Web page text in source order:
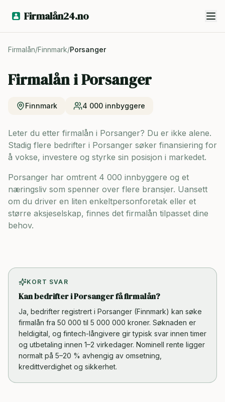
Firmalån24.no
Firmalån/Finnmark/Porsanger
Firmalån iPorsanger
Finnmark 4 000 innbyggere
Leter du etter firmalån i Porsanger? Du er ikke alene.
Stadig flere bedrifter i Porsanger søker finansiering for
å vokse, investere og styrke sin posisjon i markedet.
Porsanger har omtrent 4 000 innbyggere og et
næringsliv som spenner over flere bransjer. Uansett
om du driver en liten enkeltpersonforetak eller et
større aksjeselskap, finnes det firmalån tilpasset dine
behov.
KORT SVAR
Kan bedrifter i Porsanger få firmalån?
Ja, bedrifter registrert i Porsanger (Finnmark) kan søke
firmalån fra 50 000 til 5 000 000 kroner. Søknaden er
heldigital, og fintech-långivere gir typisk svar innen timer
og utbetaling innen 1–2 virkedager. Nominell rente ligger
normalt på 5–20 % avhengig av omsetning,
kredittverdighet og sikkerhet.